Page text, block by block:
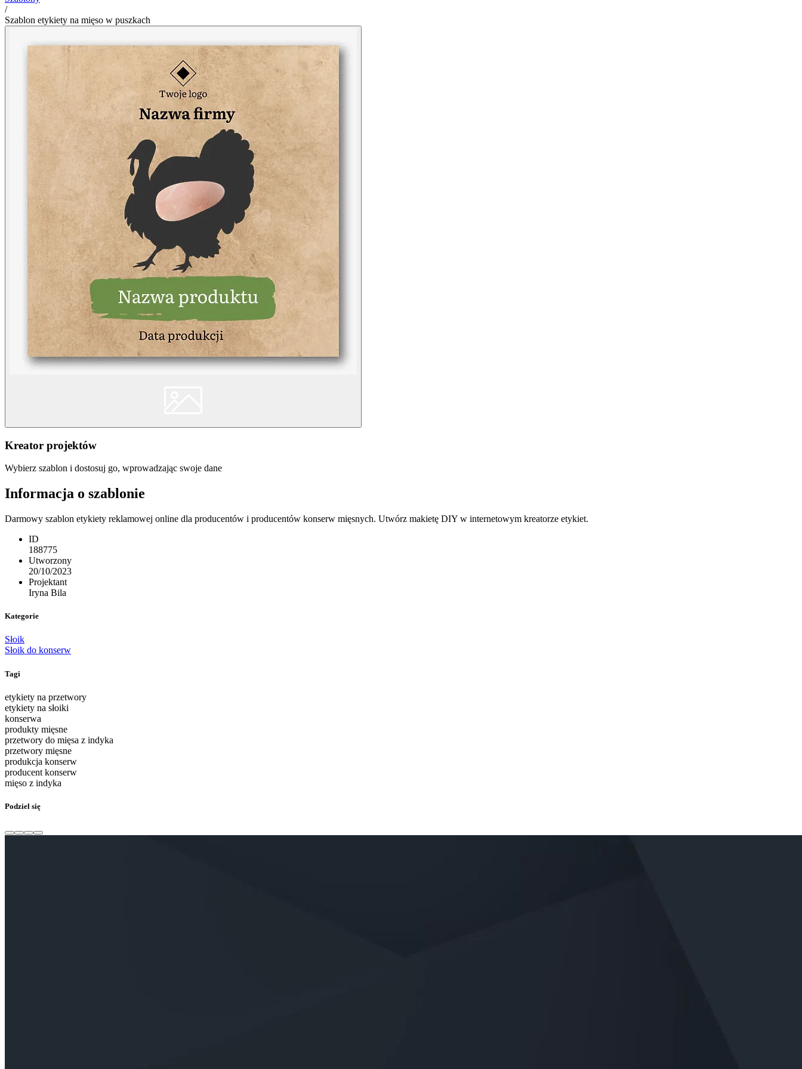
/
Szablon etykiety na mięso w puszkach
Kreator projektów
Wybierz szablon i dostosuj go, wprowadzając swoje dane
Informacja o szablonie
Darmowy szablon etykiety reklamowej online dla producentów i producentów konserw mięsnych. Utwórz makietę DIY w internetowym kreatorze etykiet.
ID
188775
Utworzony
20/10/2023
Projektant
Iryna Bila
Kategorie
Słoik
Słoik do konserw
Tagi
etykiety na przetwory
etykiety na słoiki
konserwa
produkty mięsne
przetwory do mięsa z indyka
przetwory mięsne
produkcja konserw
producent konserw
mięso z indyka
Podziel się